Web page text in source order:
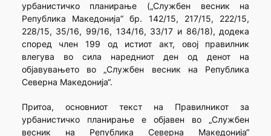
урбанистичко планирање („Службен весник на
Република Македонија” бр. 142/15, 217/15, 222/15,
228/15, 35/16, 99/16, 134/16, 33/17 и 86/18), додека
според член 199 од истиот акт, овој правилник
влегува во сила наредниот ден од денот на
објавувањето во „Службен весник на Република
Северна Македонија“.
Притоа, основниот текст на Правилникот за
урбанистичко планирање е објавен во „Службен
весник на Република Северна Македонија“